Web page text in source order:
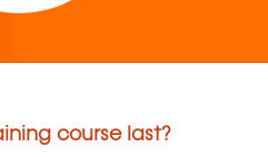
course last?